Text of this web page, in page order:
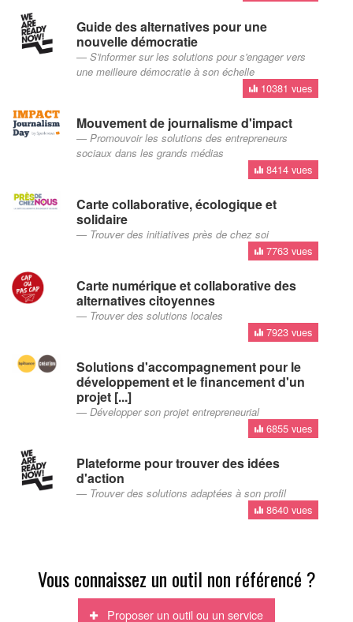
Guide des alternatives pour une
nouvelle démocratie
S'informer sur les solutions pour s'engager vers
une meilleure démocratie à son échelle
10381 vues
Mouvement de journalisme d'impact
Promouvoir les solutions des entrepreneurs
sociaux dans les grands médias
8414 vues
Carte collaborative, écologique et
solidaire
Trouver des initiatives près de chez soi
7763 vues
Carte numérique et collaborative des
alternatives citoyennes
Trouver des solutions locales
7923 vues
Solutions d'accompagnement pour le
développement et le financement d'un
projet [...]
Développer son projet entrepreneurial
6855 vues
Plateforme pour trouver des idées
d'action
Trouver des solutions adaptées à son profil
8640 vues
Vous connaissez un outil non référencé ?
Proposer un outil ou un service